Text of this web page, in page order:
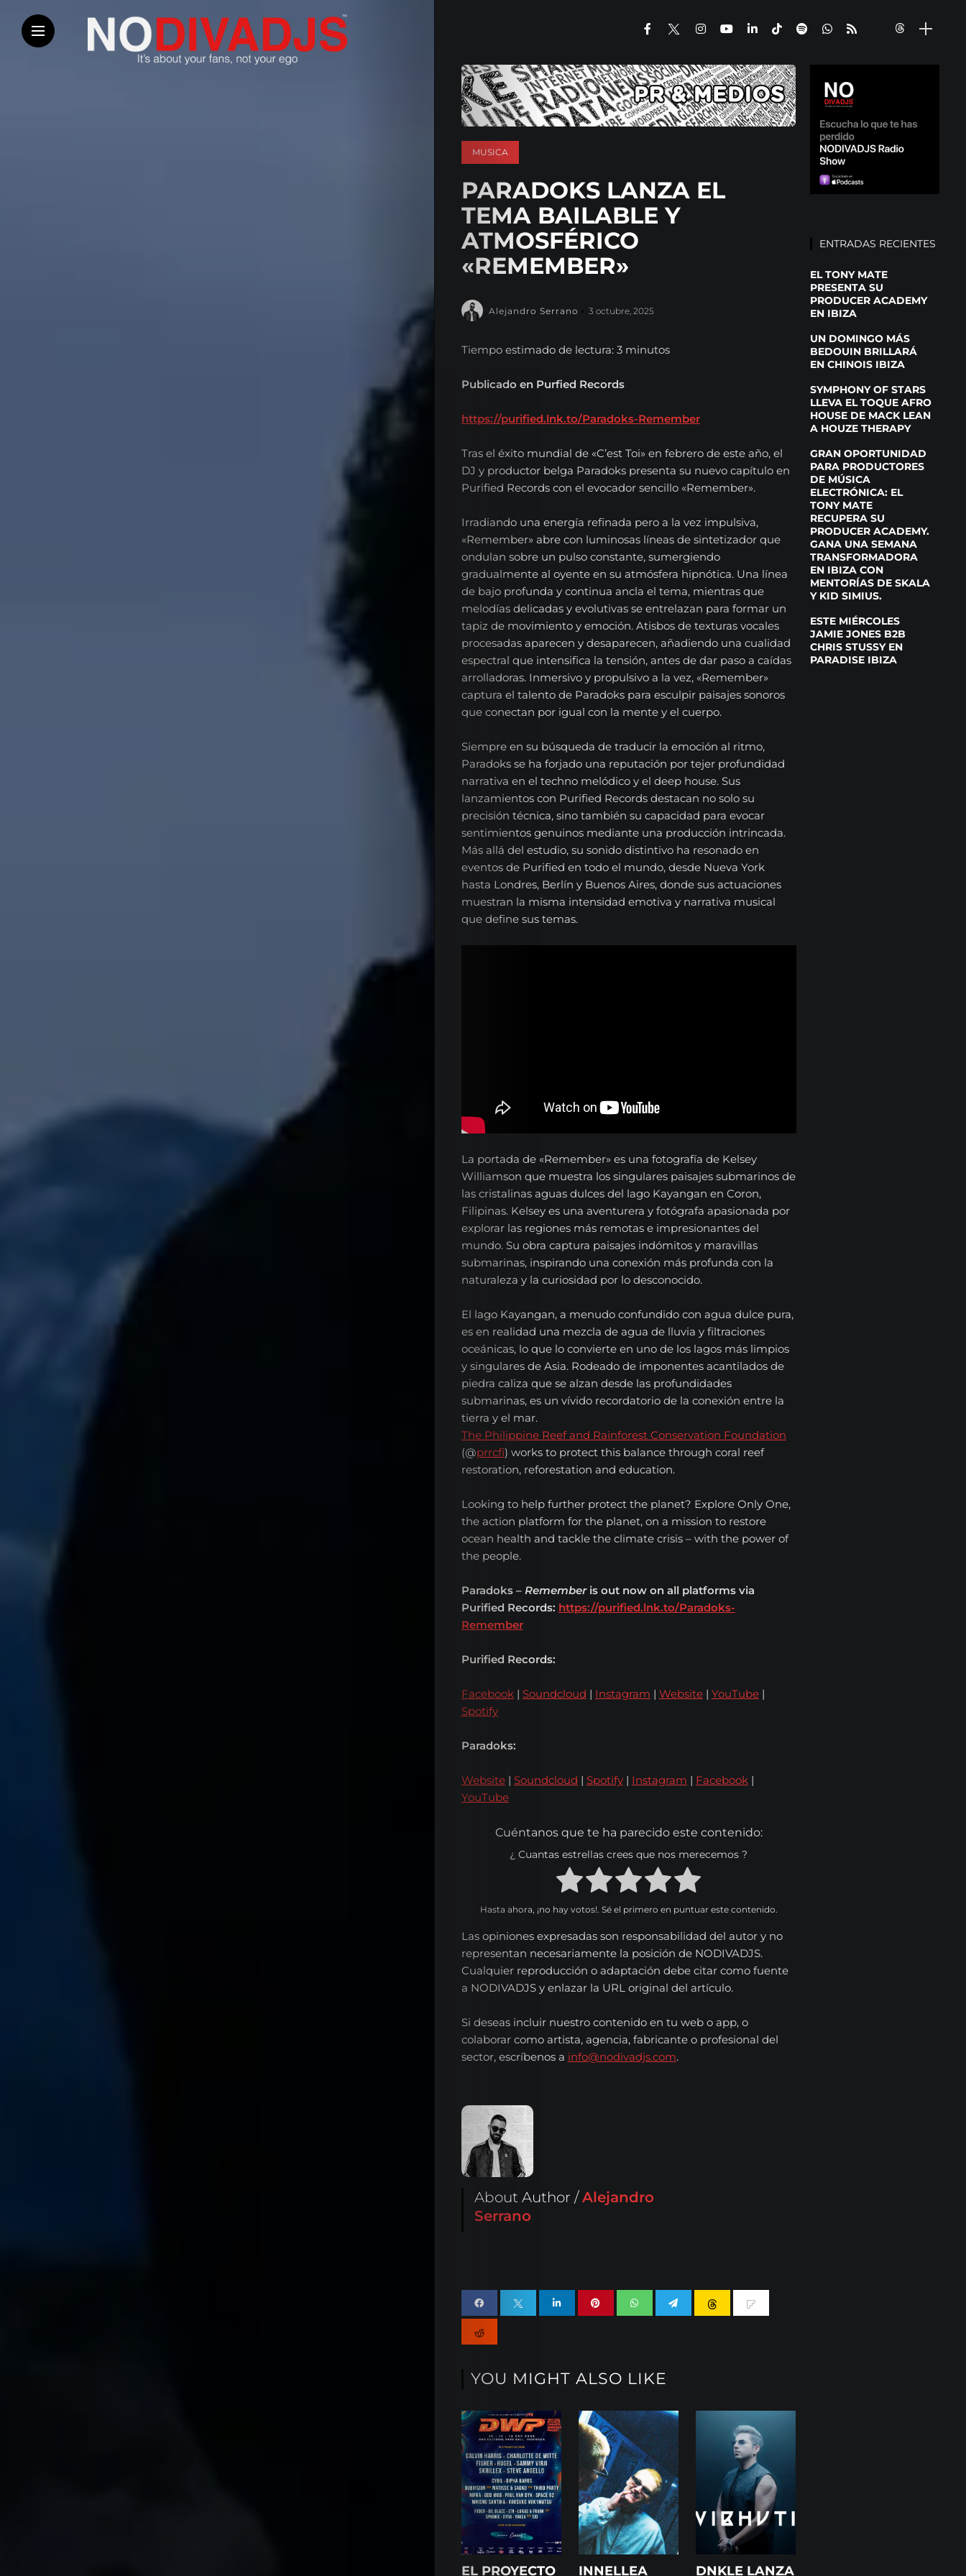
EL
RADIOSHOW
Noticias
Opinión
Entrevistas
Musica
Tecnologia
Nosotros
Series
Contacta
Español
English
MUSICA
PARADOKS LANZA EL
TEMA BAILABLE Y
ATMOSFÉRICO
«REMEMBER»
Alejandro Serrano 3 octubre, 2025
Tiempo estimado de lectura: 3 minutos
Publicado en Purfied Records
https://purified.lnk.to/Paradoks-Remember
Tras el éxito mundial de «C’est Toi» en febrero de este año, el
DJ y productor belga Paradoks presenta su nuevo capítulo en
Purified Records con el evocador sencillo «Remember».
Irradiando una energía refinada pero a la vez impulsiva,
«Remember» abre con luminosas líneas de sintetizador que
ondulan sobre un pulso constante, sumergiendo
gradualmente al oyente en su atmósfera hipnótica. Una línea
de bajo profunda y continua ancla el tema, mientras que
melodías delicadas y evolutivas se entrelazan para formar un
tapiz de movimiento y emoción. Atisbos de texturas vocales
procesadas aparecen y desaparecen, añadiendo una cualidad
espectral que intensifica la tensión, antes de dar paso a caídas
arrolladoras. Inmersivo y propulsivo a la vez, «Remember»
captura el talento de Paradoks para esculpir paisajes sonoros
que conectan por igual con la mente y el cuerpo.
Siempre en su búsqueda de traducir la emoción al ritmo,
Paradoks se ha forjado una reputación por tejer profundidad
narrativa en el techno melódico y el deep house. Sus
lanzamientos con Purified Records destacan no solo su
precisión técnica, sino también su capacidad para evocar
sentimientos genuinos mediante una producción intrincada.
Más allá del estudio, su sonido distintivo ha resonado en
eventos de Purified en todo el mundo, desde Nueva York
hasta Londres, Berlín y Buenos Aires, donde sus actuaciones
muestran la misma intensidad emotiva y narrativa musical
que define sus temas.
La portada de «Remember» es una fotografía de Kelsey
Williamson que muestra los singulares paisajes submarinos de
las cristalinas aguas dulces del lago Kayangan en Coron,
Filipinas. Kelsey es una aventurera y fotógrafa apasionada por
explorar las regiones más remotas e impresionantes del
mundo. Su obra captura paisajes indómitos y maravillas
submarinas, inspirando una conexión más profunda con la
naturaleza y la curiosidad por lo desconocido.
El lago Kayangan, a menudo confundido con agua dulce pura,
es en realidad una mezcla de agua de lluvia y filtraciones
oceánicas, lo que lo convierte en uno de los lagos más limpios
y singulares de Asia. Rodeado de imponentes acantilados de
piedra caliza que se alzan desde las profundidades
submarinas, es un vívido recordatorio de la conexión entre la
tierra y el mar.
The Philippine Reef and Rainforest Conservation Foundation
(@prrcfi) works to protect this balance through coral reef
restoration, reforestation and education.
Looking to help further protect the planet? Explore Only One,
the action platform for the planet, on a mission to restore
ocean health and tackle the climate crisis – with the power of
the people.
Paradoks – Rememberis out now on all platforms via
Purified Records: https://purified.lnk.to/Paradoks-
Remember
Purified Records:
Facebook| Soundcloud | Instagram | Website| YouTube|
Spotify
Paradoks:
Website| Soundcloud | Spotify| Instagram | Facebook|
YouTube
Cuéntanos que te ha parecido este contenido:
¿ Cuantas estrellas crees que nos merecemos ?
Hasta ahora, ¡no hay votos!. Sé el primero en puntuar este contenido.
Las opiniones expresadas son responsabilidad del autor y no
representan necesariamente la posición de NODIVADJS.
Cualquier reproducción o adaptación debe citar como fuente
a NODIVADJS y enlazar la URL original del artículo.
Si deseas incluir nuestro contenido en tu web o app, o
colaborar como artista, agencia, fabricante o profesional del
sector, escríbenos a info@nodivadjs.com.
About Author /Alejandro
Serrano
YOU MIGHT ALSO LIKE
EL PROYECTO INNELLEA DNKLE LANZA
ENTRADAS RECIENTES
EL TONY MATE
PRESENTA SU
PRODUCER ACADEMY
EN IBIZA
UN DOMINGO MÁS
BEDOUIN BRILLARÁ
EN CHINOIS IBIZA
SYMPHONY OF STARS
LLEVA EL TOQUE AFRO
HOUSE DE MACK LEAN
A HOUZE THERAPY
GRAN OPORTUNIDAD
PARA PRODUCTORES
DE MÚSICA
ELECTRÓNICA: EL
TONY MATE
RECUPERA SU
PRODUCER ACADEMY.
GANA UNA SEMANA
TRANSFORMADORA
EN IBIZA CON
MENTORÍAS DE SKALA
Y KID SIMIUS.
ESTE MIÉRCOLES
JAMIE JONES B2B
CHRIS STUSSY EN
PARADISE IBIZA